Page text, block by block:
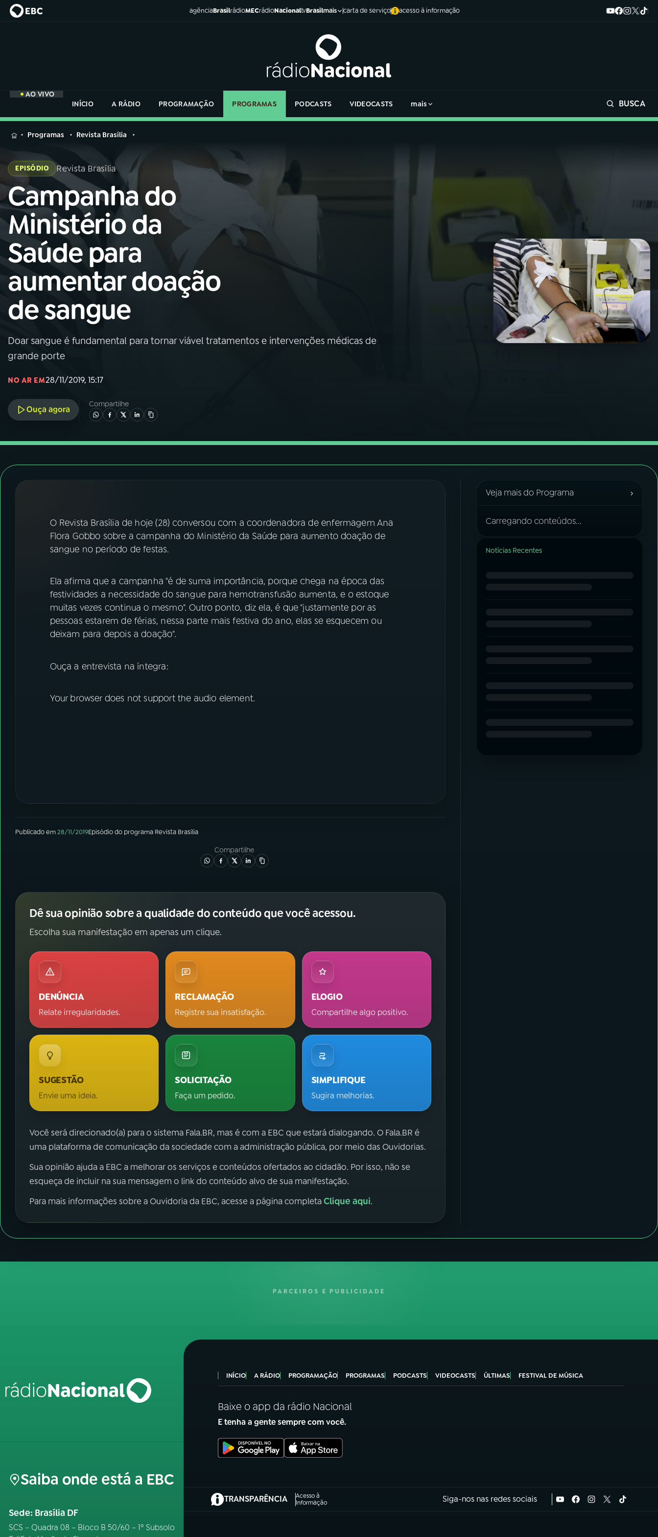
agênciaBrasilrádioMECrádioNacionaltvBrasilmais carta de serviço acesso à informação
AO VIVO
INÍCIO
A RÁDIO PROGRAMAÇÃO PROGRAMAS PODCASTS VIDEOCASTS mais BUSCA
MENU
Buscar
na
Rádio
Nacional
Buscar
AO VIVO
01 INÍCIO
02 A RÁDIO
03PROGRAMAÇÃO
04PROGRAMAS
05 PODCASTS
06VIDEOCASTS
07ÚLTIMAS
YouTube Facebook
Instagram X
na
Rádio
Programas Revista Brasília
EPISÓDIO Revista Brasília
Campanha do
Ministério da
Saúde para
aumentar doação
de sangue
Doar sangue é fundamental para tornar viável tratamentos e intervenções médicas de
grande porte
NO AR EM28/11/2019, 15:17
Ouça agora
Compartilhe
O Revista Brasília de hoje (28) conversou com a coordenadora de enfermagem Ana
Flora Gobbo sobre a campanha do Ministério da Saúde para aumento doação de
sangue no período de festas.
Ela afirma que a campanha "é de suma importância, porque chega na época das
festividades a necessidade do sangue para hemotransfusão aumenta, e o estoque
muitas vezes continua o mesmo". Outro ponto, diz ela, é que "justamente por as
pessoas estarem de férias, nessa parte mais festiva do ano, elas se esquecem ou
deixam para depois a doação".
Ouça a entrevista na íntegra:
Your browser does not support the audio element.
Publicado em28/11/2019Episódiodo programa Revista Brasília
Compartilhe
Dê sua opinião sobre a qualidade do conteúdo que você acessou.
Escolha sua manifestação em apenas um clique.
DENÚNCIA
Relate irregularidades.
RECLAMAÇÃO
Registre sua insatisfação.
ELOGIO
Compartilhe algo positivo.
SUGESTÃO
Envie uma ideia.
SOLICITAÇÃO
Faça um pedido.
SIMPLIFIQUE
Sugira melhorias.
Você será direcionado(a) para o sistema Fala.BR, mas é com a EBC que estará dialogando. O Fala.BR é
uma plataforma de comunicação da sociedade com a administração pública, por meio das Ouvidorias.
Sua opinião ajuda a EBC a melhorar os serviços e conteúdos ofertados ao cidadão. Por isso, não se
esqueça de incluir na sua mensagem o link do conteúdo alvo de sua manifestação.
Para mais informações sobre a Ouvidoria da EBC, acesse a página completaClique aqui.
Veja mais do Programa ›
Carregando conteúdos...
Notícias Recentes
PARCEIROS E PUBLICIDADE
Saiba onde está a EBC
Sede: Brasília DF
SCS – Quadra 08 – Bloco B 50/60 – 1º Subsolo
INÍCIO A RÁDIO PROGRAMAÇÃO PROGRAMAS PODCASTS VIDEOCASTS ÚLTIMAS FESTIVAL DE MÚSICA
Baixe o app da rádio Nacional
E tenha a gente sempre com você.
TRANSPARÊNCIA
Acesso à
Informação
(abre em nova aba) Siga-nos nas redes sociais